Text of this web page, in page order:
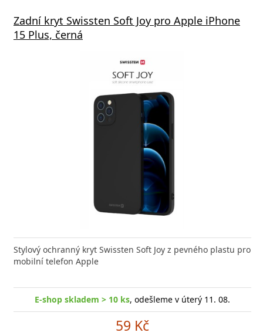
Zadní kryt Swissten Soft Joy pro Apple iPhone
15 Plus, černá
Stylový ochranný kryt Swissten Soft Joy z pevného plastu pro
mobilní telefon Apple
E-shop skladem > 10 ks, odešleme v úterý 11. 08.
59 Kč